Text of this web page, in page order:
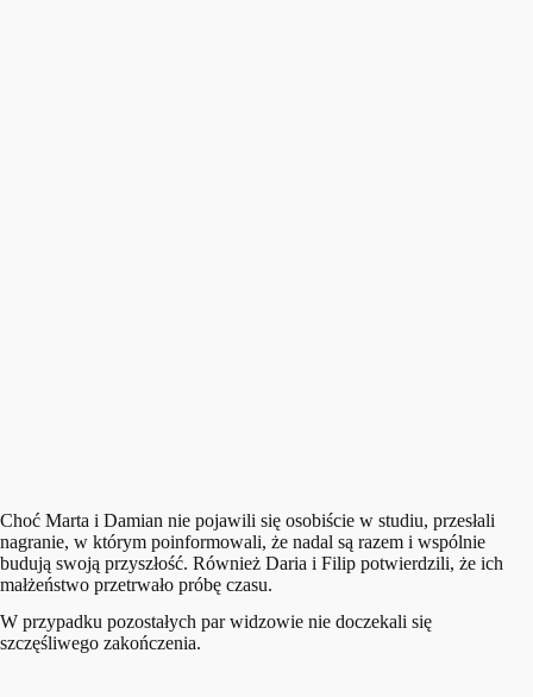
Choć Marta i Damian nie pojawili się osobiście w studiu, przesłali
nagranie, w którym poinformowali, że nadal są razem i wspólnie
budują swoją przyszłość. Również Daria i Filip potwierdzili, że ich
małżeństwo przetrwało próbę czasu.
W przypadku pozostałych par widzowie nie doczekali się
szczęśliwego zakończenia.